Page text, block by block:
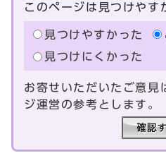
このページは見つけやす
見つけやすかった
見つけにくかった
お寄せいただいたご意見
ジ運営の参考とします。